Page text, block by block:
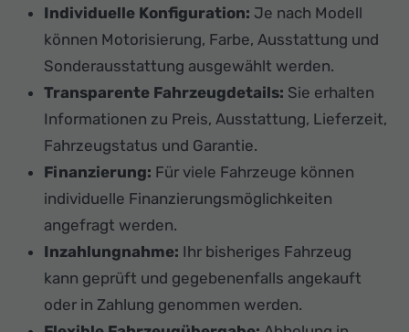
Individuelle Konfiguration: Je nach Modell
können Motorisierung, Farbe, Ausstattung und
Sonderausstattung ausgewählt werden.
Transparente Fahrzeugdetails: Sie erhalten
Informationen zu Preis, Ausstattung, Lieferzeit,
Fahrzeugstatus und Garantie.
Finanzierung: Für viele Fahrzeuge können
individuelle Finanzierungsmöglichkeiten
angefragt werden.
Inzahlungnahme: Ihr bisheriges Fahrzeug
kann geprüft und gegebenenfalls angekauft
oder in Zahlung genommen werden.